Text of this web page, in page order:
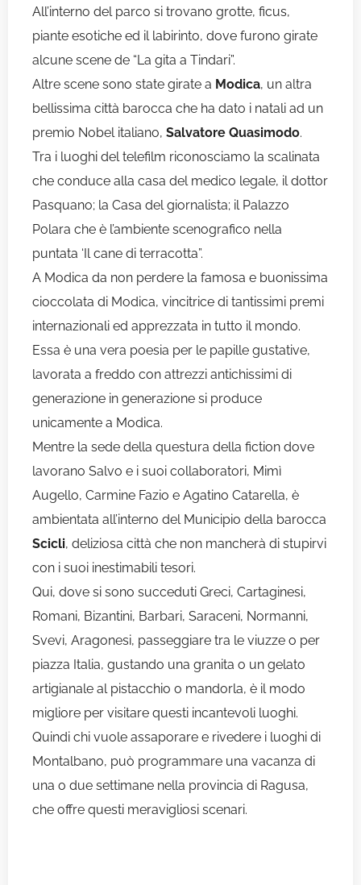
All’interno del parco si trovano grotte, ficus,
piante esotiche ed il labirinto, dove furono girate
alcune scene de “La gita a Tindari”.
Altre scene sono state girate a Modica, un altra
bellissima città barocca che ha dato i natali ad un
premio Nobel italiano, Salvatore Quasimodo.
Tra i luoghi del telefilm riconosciamo la scalinata
che conduce alla casa del medico legale, il dottor
Pasquano; la Casa del giornalista; il Palazzo
Polara che è l’ambiente scenografico nella
puntata ‘Il cane di terracotta”.
A Modica da non perdere la famosa e buonissima
cioccolata di Modica, vincitrice di tantissimi premi
internazionali ed apprezzata in tutto il mondo.
Essa è una vera poesia per le papille gustative,
lavorata a freddo con attrezzi antichissimi di
generazione in generazione si produce
unicamente a Modica.
Mentre la sede della questura della fiction dove
lavorano Salvo e i suoi collaboratori, Mimì
Augello, Carmine Fazio e Agatino Catarella, è
ambientata all’interno del Municipio della barocca
Scicli, deliziosa città che non mancherà di stupirvi
con i suoi inestimabili tesori.
Qui, dove si sono succeduti Greci, Cartaginesi,
Romani, Bizantini, Barbari, Saraceni, Normanni,
Svevi, Aragonesi, passeggiare tra le viuzze o per
piazza Italia, gustando una granita o un gelato
artigianale al pistacchio o mandorla, è il modo
migliore per visitare questi incantevoli luoghi.
Quindi chi vuole assaporare e rivedere i luoghi di
Montalbano, può programmare una vacanza di
una o due settimane nella provincia di Ragusa,
che offre questi meravigliosi scenari.